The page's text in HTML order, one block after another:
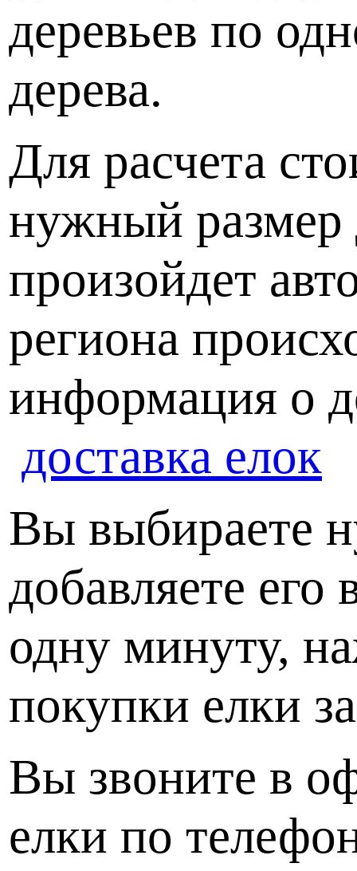
деревьев по
дерева.
Для расчета
нужный размер
произойдет
региона
информация о
доставка елок
Вы выбираете
добавляете
одну минуту,
покупки елки
Вы звоните в
елки по